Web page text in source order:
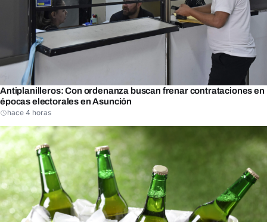
Antiplanilleros: Con ordenanza buscan frenar contrataciones en
épocas electorales en Asunción
hace 4 horas